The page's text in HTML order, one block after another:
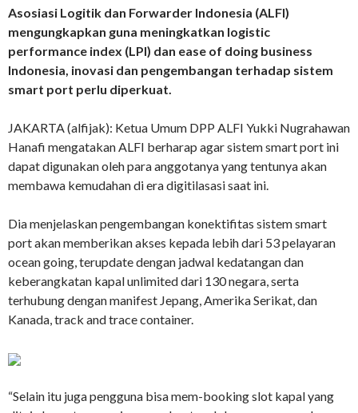
Asosiasi Logitik dan Forwarder Indonesia (ALFI)
mengungkapkan guna meningkatkan logistic
performance index (LPI) dan ease of doing business
Indonesia, inovasi dan pengembangan terhadap sistem
smart port perlu diperkuat.
JAKARTA (alfijak): Ketua Umum DPP ALFI Yukki Nugrahawan
Hanafi mengatakan ALFI berharap agar sistem smart port ini
dapat digunakan oleh para anggotanya yang tentunya akan
membawa kemudahan di era digitilasasi saat ini.
Dia menjelaskan pengembangan konektifitas sistem smart
port akan memberikan akses kepada lebih dari 53 pelayaran
ocean going, terupdate dengan jadwal kedatangan dan
keberangkatan kapal unlimited dari 130 negara, serta
terhubung dengan manifest Jepang, Amerika Serikat, dan
Kanada, track and trace container.
“Selain itu juga pengguna bisa mem-booking slot kapal yang